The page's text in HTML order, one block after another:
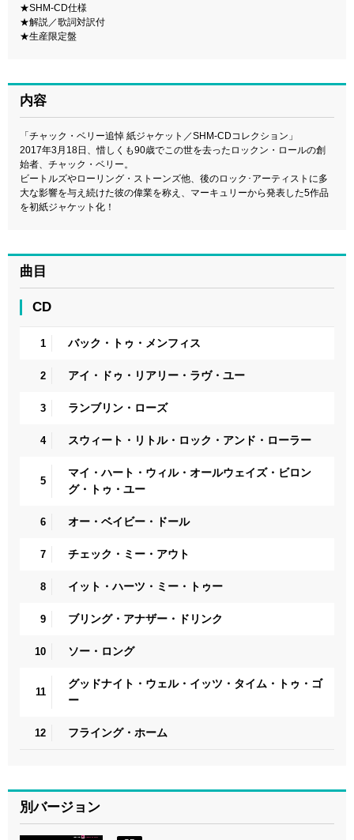
★SHM-CD仕様
★解説／歌詞対訳付
★生産限定盤
内容
「チャック・ベリー追悼 紙ジャケット／SHM-CDコレクション」
2017年3月18日、惜しくも90歳でこの世を去ったロックン・ロールの創
始者、チャック・ベリー。
ビートルズやローリング・ストーンズ他、後のロック･アーティストに多
大な影響を与え続けた彼の偉業を称え、マーキュリーから発表した5作品
を初紙ジャケット化！
曲目
CD
1 バック・トゥ・メンフィス
2 アイ・ドゥ・リアリー・ラヴ・ユー
3 ランブリン・ローズ
4 スウィート・リトル・ロック・アンド・ローラー
5
マイ・ハート・ウィル・オールウェイズ・ビロン
グ・トゥ・ユー
6 オー・ベイビー・ドール
7 チェック・ミー・アウト
8 イット・ハーツ・ミー・トゥー
9 ブリング・アナザー・ドリンク
10 ソー・ロング
11
グッドナイト・ウェル・イッツ・タイム・トゥ・ゴ
ー
12 フライング・ホーム
別バージョン